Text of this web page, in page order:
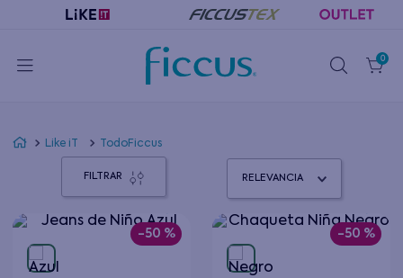
0
Like iT TodoFiccus
FILTRAR RELEVANCIA
-50 % -50 %